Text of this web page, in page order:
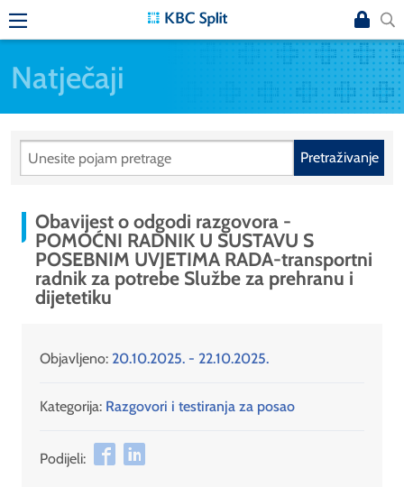
Natječaji
Pretraživanje
Obavijest o odgodi razgovora -
POMOĆNI RADNIK U SUSTAVU S
POSEBNIM UVJETIMA RADA-transportni
radnik za potrebe Službe za prehranu i
dijetetiku
Objavljeno: 20.10.2025. - 22.10.2025.
Kategorija: Razgovori i testiranja za posao
Podijeli: